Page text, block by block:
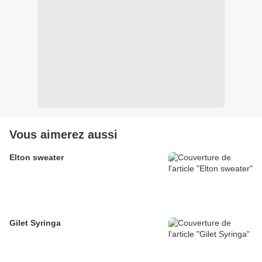
Vous aimerez aussi
Elton sweater
Gilet Syringa